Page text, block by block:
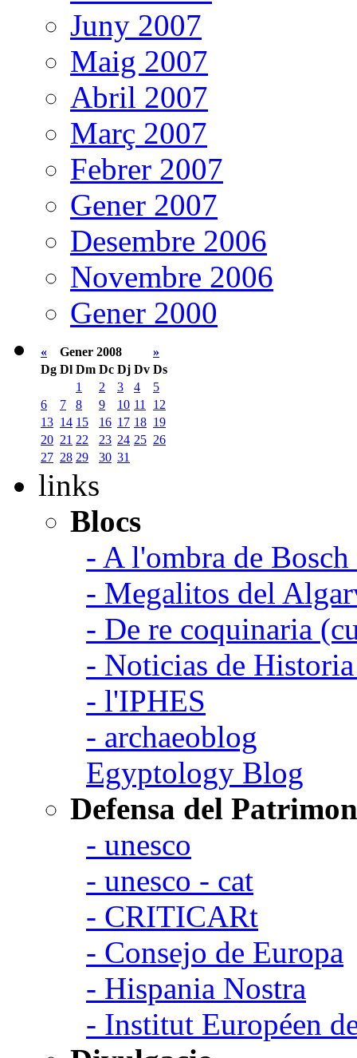
Juny 2007
Maig 2007
Abril 2007
Març 2007
Febrer 2007
Gener 2007
Desembre 2006
Novembre 2006
Gener 2000
« Gener 2008
»
Dg Dl Dm Dc Dj Dv Ds
1
2 3 4
5
6
7 8 9 10 11
12
13 14 15 16 17 18 19
20 21 22 23 24 25 26
27 28 29 30 31
links
Blocs
- A l'ombra de
- Megalitos del
- De re coquinaria
- Noticias de
- l'IPHES
- archaeoblog
Egyptology Blog
Defensa del
- unesco
- unesco - cat
- CRITICARt
- Consejo de Europa
- Hispania Nostra
- Institut Européen